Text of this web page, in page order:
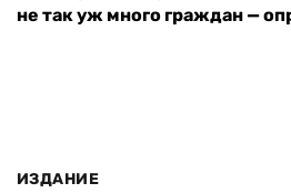
не так уж много граждан —
ИЗДАНИЕ